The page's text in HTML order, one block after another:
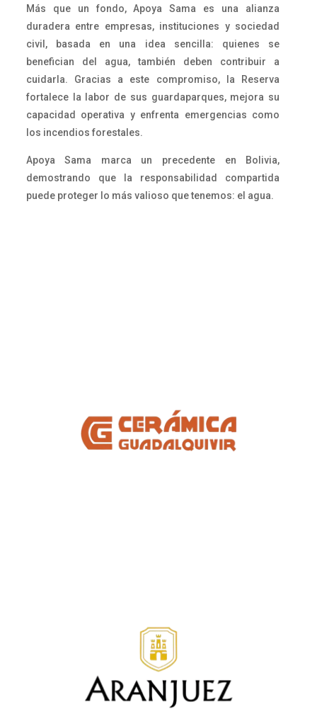
Más que un fondo, Apoya Sama es una alianza
duradera entre empresas, instituciones y sociedad
civil, basada en una idea sencilla: quienes se
benefician del agua, también deben contribuir a
cuidarla. Gracias a este compromiso, la Reserva
fortalece la labor de sus guardaparques, mejora su
capacidad operativa y enfrenta emergencias como
los incendios forestales.
Apoya Sama marca un precedente en Bolivia,
demostrando que la responsabilidad compartida
puede proteger lo más valioso que tenemos: el agua.